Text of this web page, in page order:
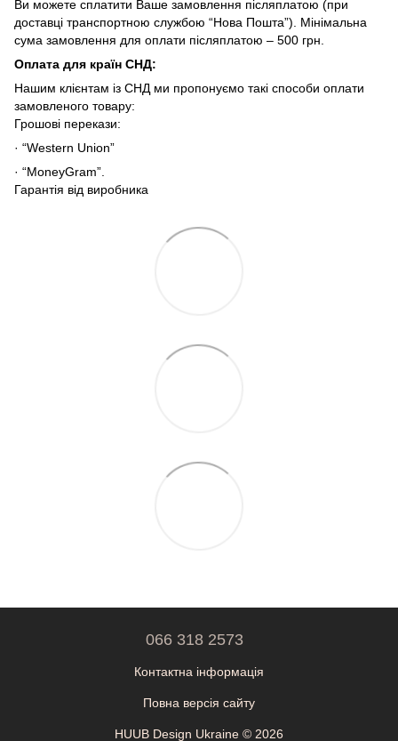
Ви можете сплатити Ваше замовлення післяплатою (при
доставці транспортною службою “Нова Пошта”). Мінімальна
сума замовлення для оплати післяплатою – 500 грн.
Оплата для країн СНД:
Нашим клієнтам із СНД ми пропонуємо такі способи оплати
замовленого товару:
Грошові перекази:
· “Western Union”
· “MoneyGram”.
Гарантія від виробника
066 318 2573
Контактна інформація
Повна версія сайту
HUUB Design Ukraine © 2026